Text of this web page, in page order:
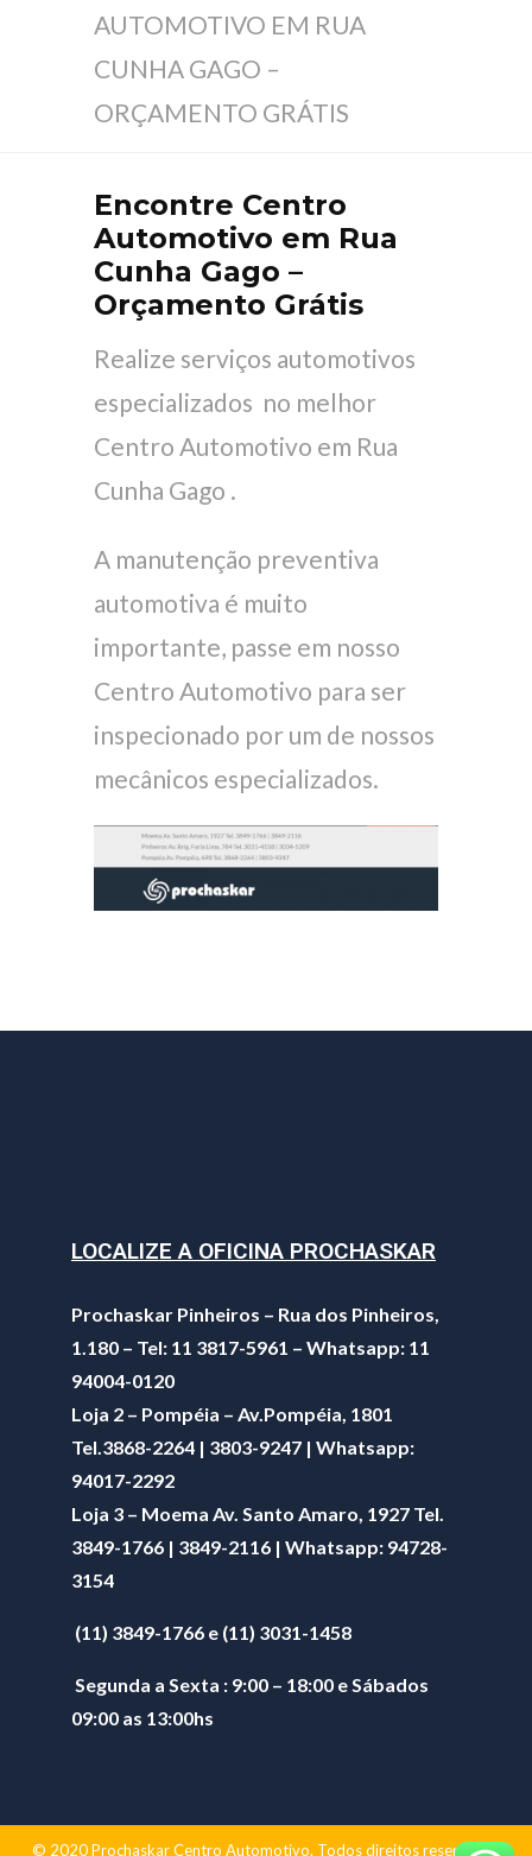
AUTOMOTIVO EM RUA
CUNHA GAGO –
ORÇAMENTO GRÁTIS
Encontre Centro
Automotivo em Rua
Cunha Gago –
Orçamento Grátis
Realize serviços automotivos
especializados no melhor
Centro Automotivo em Rua
Cunha Gago .
A manutenção preventiva
automotiva é muito
importante, passe em nosso
Centro Automotivo para ser
inspecionado por um de nossos
mecânicos especializados.
LOCALIZE A OFICINA PROCHASKAR
Prochaskar Pinheiros – Rua dos Pinheiros,
1.180 – Tel: 11 3817-5961 – Whatsapp: 11
94004-0120
Loja 2 – Pompéia – Av.Pompéia, 1801
Tel.3868-2264 | 3803-9247 | Whatsapp:
94017-2292
Loja 3 – Moema Av. Santo Amaro, 1927 Tel.
3849-1766 | 3849-2116 | Whatsapp: 94728-
3154
(11) 3849-1766 e (11) 3031-1458
Segunda a Sexta : 9:00 – 18:00 e Sábados
09:00 as 13:00hs
© 2020 Prochaskar Centro Automotivo. Todos direitos reservados